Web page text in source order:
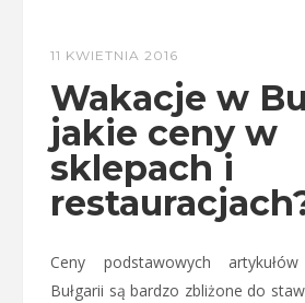
11 KWIETNIA 2016
Wakacje w
jakie ceny w
sklepach i
Ceny podstawowych
Bułgarii są bardzo zbliżone do